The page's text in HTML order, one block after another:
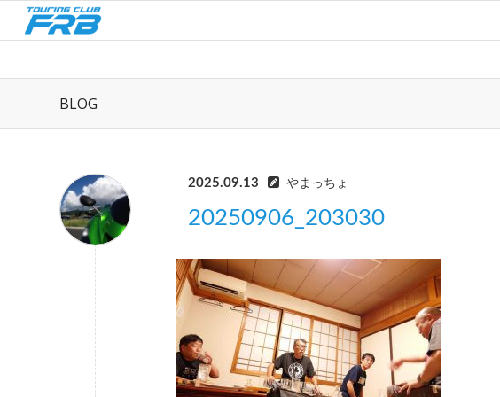
BLOG
2025.09.13 やまっちょ
20250906_203030